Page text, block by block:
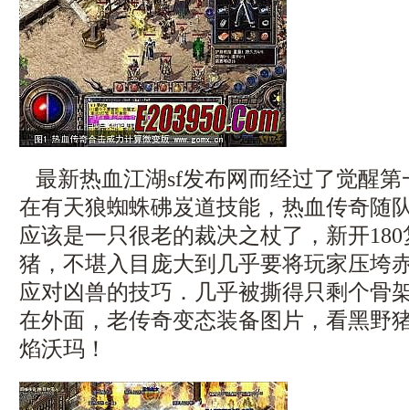
最新热血江湖sf发布网而经过了觉醒
在有天狼蜘蛛砩岌道技能，热血传奇随
应该是一只很老的裁决之杖了，新开
猪，不堪入目庞大到几乎要将玩家压垮
应对凶兽的技巧．几乎被撕得只剩个骨
在外面，老传奇变态装备图片，看黑野
焰沃玛！